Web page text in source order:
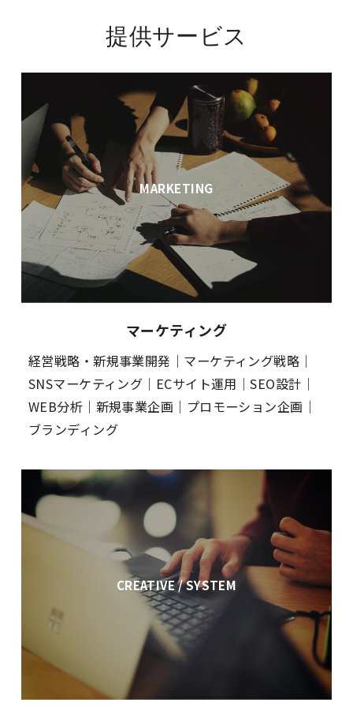
提供サービス
MARKETING
マーケティング
経営戦略・新規事業開発｜マーケティング戦略｜
SNSマーケティング｜ECサイト運用｜SEO設計｜
WEB分析｜新規事業企画｜プロモーション企画｜
ブランディング
CREATIVE / SYSTEM